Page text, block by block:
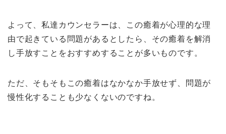
よって、私達カウンセラーは、この癒着が心理的な理
由で起きている問題があるとしたら、その癒着を解消
し手放すことをおすすめすることが多いものです。
ただ、そもそもこの癒着はなかなか手放せず、問題が
慢性化することも少なくないのですね。